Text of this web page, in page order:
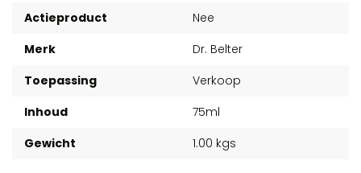
Actieproduct
Nee
Merk
Dr. Belter
Toepassing
Verkoop
Inhoud
75ml
Gewicht
1.00 kgs